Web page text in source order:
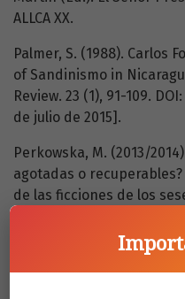
ALLCA XX.
Palmer, S. (1988). Carlos
of Sandinismo in
Review. 23 (1), 91-109.
de julio de 2015].
Perkowska, M. (2013/
agotadas o
de las ficciones de los
centroamericanos. (27-
http://istmo.denison.edu/